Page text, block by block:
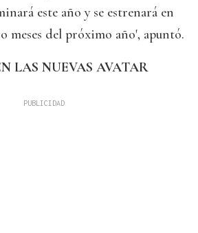
este año y se estrenará en
meses del próximo año', apuntó.
LAS NUEVAS AVATAR